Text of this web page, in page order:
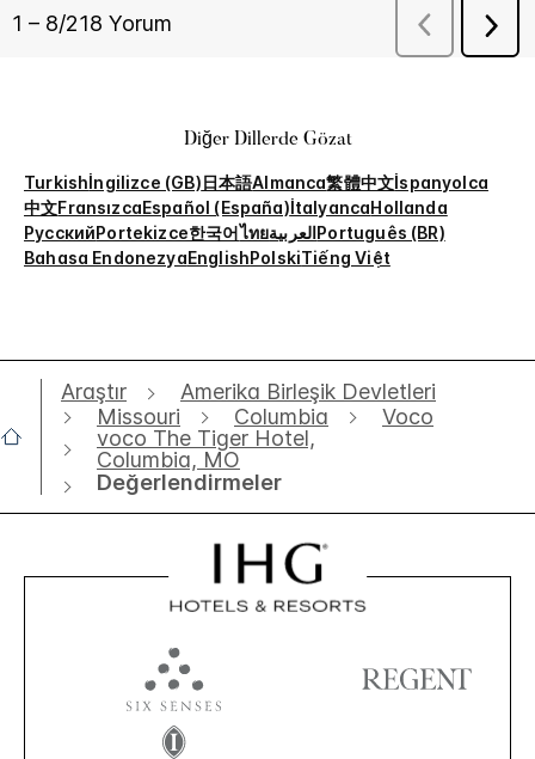
Diğer Dillerde Gözat
Turkishİngilizce (GB)日本語Almanca繁體中文İspanyolca
中文FransızcaEspañol (España)İtalyancaHollanda
РусскийPortekizce한국어ไทยالعربيةPortuguês (BR)
Bahasa EndonezyaEnglishPolskiTiếng Việt
Araştır
Amerika Birleşik Devletleri
Missouri
Columbia
Voco
voco The Tiger Hotel,
Columbia, MO
Değerlendirmeler